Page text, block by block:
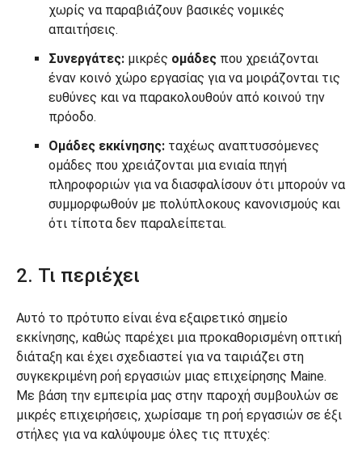
χωρίς να παραβιάζουν βασικές νομικές
απαιτήσεις.
Συνεργάτες: μικρές ομάδες που χρειάζονται
έναν κοινό χώρο εργασίας για να μοιράζονται τις
ευθύνες και να παρακολουθούν από κοινού την
πρόοδο.
Ομάδες εκκίνησης: ταχέως αναπτυσσόμενες
ομάδες που χρειάζονται μια ενιαία πηγή
πληροφοριών για να διασφαλίσουν ότι μπορούν να
συμμορφωθούν με πολύπλοκους κανονισμούς και
ότι τίποτα δεν παραλείπεται.
2. Τι περιέχει
Αυτό το πρότυπο είναι ένα εξαιρετικό σημείο
εκκίνησης, καθώς παρέχει μια προκαθορισμένη οπτική
διάταξη και έχει σχεδιαστεί για να ταιριάζει στη
συγκεκριμένη ροή εργασιών μιας επιχείρησης Maine.
Με βάση την εμπειρία μας στην παροχή συμβουλών σε
μικρές επιχειρήσεις, χωρίσαμε τη ροή εργασιών σε έξι
στήλες για να καλύψουμε όλες τις πτυχές: